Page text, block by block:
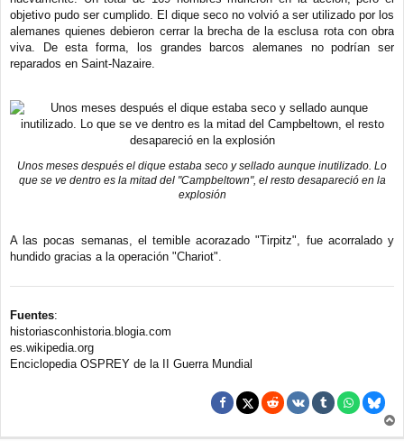
objetivo pudo ser cumplido. El dique seco no volvió a ser utilizado por los
alemanes quienes debieron cerrar la brecha de la esclusa rota con obra
viva. De esta forma, los grandes barcos alemanes no podrían ser
reparados en Saint-Nazaire.
Unos meses después el dique estaba seco y sellado aunque inutilizado. Lo
que se ve dentro es la mitad del "Campbeltown", el resto desapareció en la
explosión
A las pocas semanas, el temible acorazado "Tirpitz", fue acorralado y
hundido gracias a la operación "Chariot".
Fuentes:
historiasconhistoria.blogia.com
es.wikipedia.org
Enciclopedia OSPREY de la II Guerra Mundial
r